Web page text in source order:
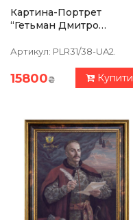
Картина-Портрет
“Гетьман Дмитро
См
Артикул: PLR31/38-UA2.
15800₴ Купити